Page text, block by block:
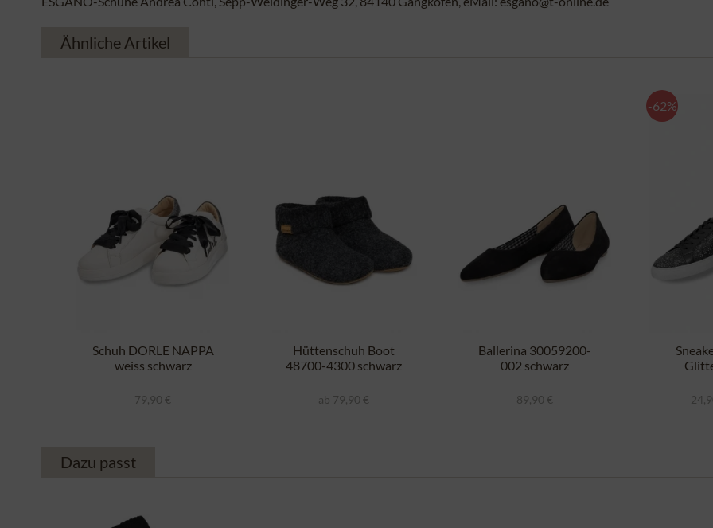
Ähnliche Artikel
Schuh DORLE NAPPA
weiss schwarz
79,90 €
Hüttenschuh Boot
48700-4300 schwarz
ab 79,90 €
Ballerina 30059200-
002 schwarz
89,90 €
-62%
Dazu passt